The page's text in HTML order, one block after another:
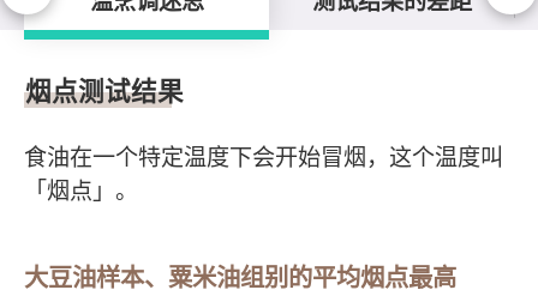
烟点测试结果及高温烹调迷思
烟点测试结果
食油在一个特定温度下会开始冒烟，这个温度叫
「烟点」。
大豆油样本、粟米油组别的平均烟点最高